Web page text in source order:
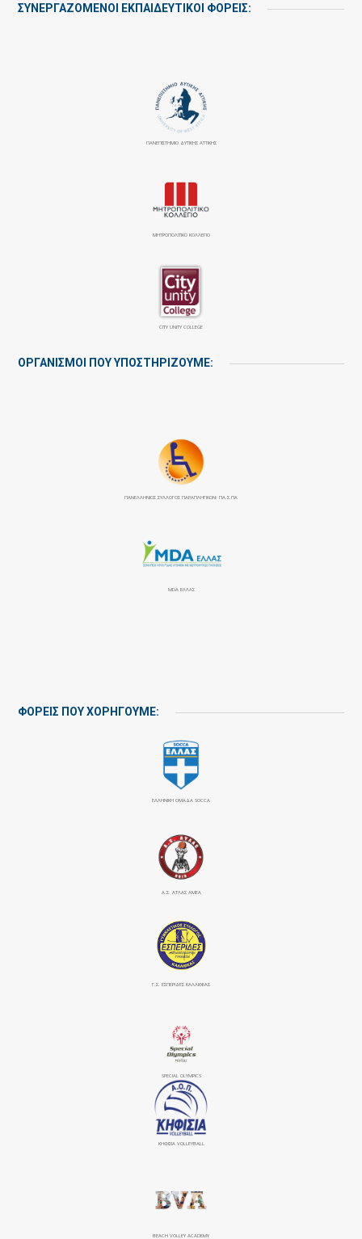
ΣΥΝΕΡΓΑΖΌΜΕΝΟΙ ΕΚΠΑΙΔΕΥΤΙΚΟΊ ΦΟΡΕΊΣ:
ΠΑΝΕΠΙΣΤΉΜΙΟ ΔΥΤΙΚΉΣ ΑΤΤΙΚΉΣ
ΜΗΤΡΟΠΟΛΙΤΙΚΟ ΚΟΛΛΕΓΙΟ
CITY UNITY COLLEGE
ΟΡΓΑΝΙΣΜΟΙ ΠΟΥ ΥΠΟΣΤΗΡΙΖΟΥΜΕ:
ΠΑΝΕΛΛΉΝΙΟΣ ΣΎΛΛΟΓΟΣ ΠΑΡΑΠΛΗΓΙΚΏΝ: ΠΑ.Σ.ΠΑ
MDA ΕΛΛΑΣ
ΦΟΡΕΙΣ ΠΟΥ ΧΟΡΗΓΟΥΜΕ:
ΕΛΛΗΝΙΚΗ ΟΜΑΔΑ SOCCA
Α.Σ. ΑΤΛΑΣ ΑΜΕΑ
Γ.Σ. ΕΣΠΕΡΙΔΕΣ ΚΑΛΛΙΘΕΑΣ
SPECIAL OLYMPICS
ΚΗΦΙΣΙΆ VOLLEYBALL
BEACH VOLLEY ACADEMY